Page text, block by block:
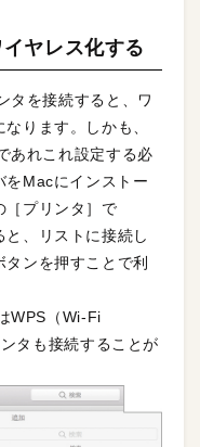
ヤレス化する
タを接続すると、ワ
ります。しかも、
あれこれ設定する必
をMacにインストー
［プリンタ］で
と、リストに接続し
ンを押すことで利
WPS（Wi-Fi
タも接続することが